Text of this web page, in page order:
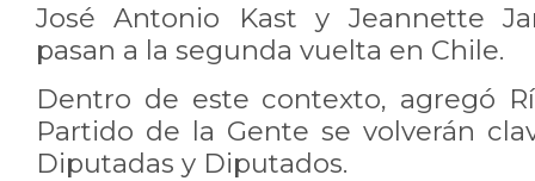
José Antonio Kast y Jeannette
pasan a la segunda vuelta en Chile.
Dentro de este contexto, agregó
Partido de la Gente se volverán
Diputadas y Diputados.